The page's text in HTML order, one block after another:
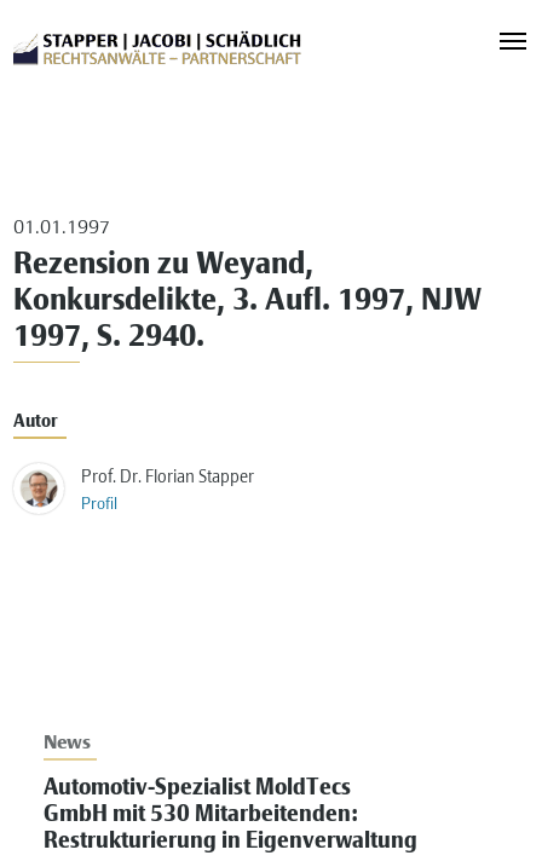
01.01.1997
Rezension zu Weyand,
Konkursdelikte, 3. Aufl. 1997, NJW
1997, S. 2940.
Autor
Prof. Dr. Florian Stapper
Profil
News
Automotiv-Spezialist MoldTecs
GmbH mit 530 Mitarbeitenden:
Restrukturierung in Eigenverwaltung